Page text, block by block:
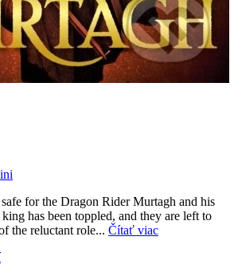
for the Dragon Rider Murtagh and his
has been toppled, and they are left to
the reluctant role... Čítať viac